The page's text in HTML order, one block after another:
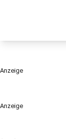
Anzeige
Anzeige